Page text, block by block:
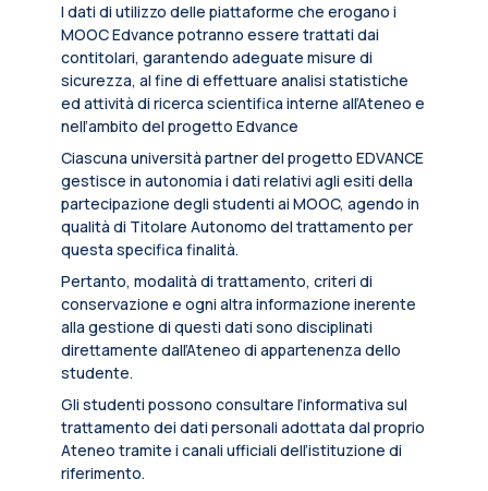
I dati di utilizzo delle piattaforme che erogano i
MOOC Edvance potranno essere trattati dai
contitolari, garantendo adeguate misure di
sicurezza, al fine di effettuare analisi statistiche
ed attività di ricerca scientifica interne all’Ateneo e
nell’ambito del progetto Edvance
Ciascuna università partner del progetto EDVANCE
gestisce in autonomia i dati relativi agli esiti della
partecipazione degli studenti ai MOOC, agendo in
qualità di Titolare Autonomo del trattamento per
questa specifica finalità.
Pertanto, modalità di trattamento, criteri di
conservazione e ogni altra informazione inerente
alla gestione di questi dati sono disciplinati
direttamente dall’Ateneo di appartenenza dello
studente.
Gli studenti possono consultare l’informativa sul
trattamento dei dati personali adottata dal proprio
Ateneo tramite i canali ufficiali dell’istituzione di
riferimento.